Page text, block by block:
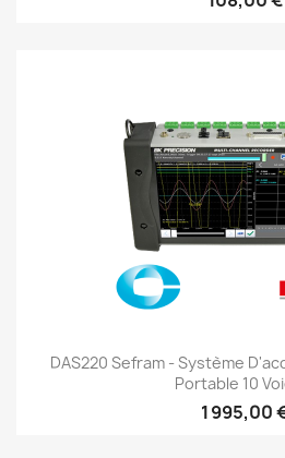
DAS220 Sefram - Système
Portable 10
1 995,00